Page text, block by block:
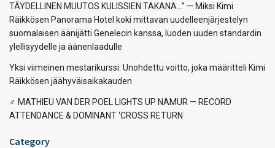
TÄYDELLINEN MUUTOS KULISSIEN TAKANA…” — Miksi Kimi
Räikkösen Panorama Hotel koki mittavan uudelleenjärjestelyn
suomalaisen äänijätti Genelecin kanssa, luoden uuden standardin
ylellisyydelle ja äänenlaadulle
Yksi viimeinen mestarikurssi: Unohdettu voitto, joka määritteli Kimi
Räikkösen jäähyväisaikakauden
‍♂️ MATHIEU VAN DER POEL LIGHTS UP NAMUR — RECORD
ATTENDANCE & DOMINANT ‘CROSS RETURN
Category